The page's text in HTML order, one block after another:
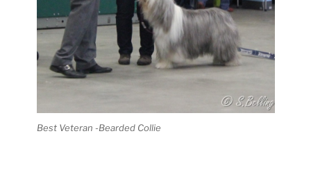
Best Veteran -Bearded Collie